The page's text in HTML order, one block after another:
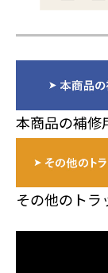
本商品の補修
その他のトラ